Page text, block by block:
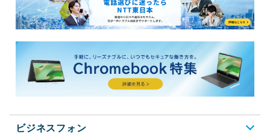
ビジネスフォン